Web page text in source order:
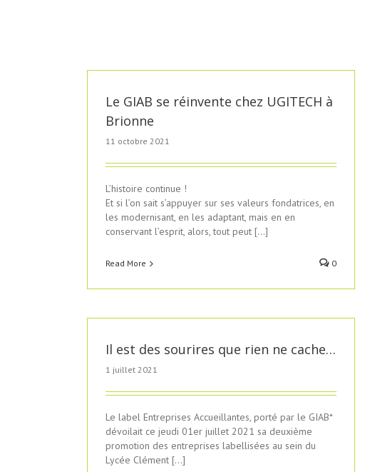
Le GIAB se réinvente chez UGITECH à
Brionne
11 octobre 2021
L’histoire continue !
Et si l’on sait s’appuyer sur ses valeurs fondatrices, en
les modernisant, en les adaptant, mais en en
conservant l’esprit, alors, tout peut […]
Read More 0
Il est des sourires que rien ne cache…
1 juillet 2021
Le label Entreprises Accueillantes, porté par le GIAB*
dévoilait ce jeudi 01er juillet 2021 sa deuxième
promotion des entreprises labellisées au sein du
Lycée Clément […]